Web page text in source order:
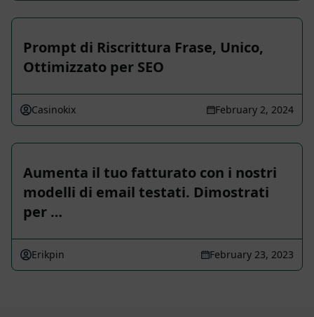
Prompt di Riscrittura Frase, Unico,
Ottimizzato per SEO
Casinokix February 2, 2024
Aumenta il tuo fatturato con i nostri
modelli di email testati. Dimostrati
per …
Erikpin February 23, 2023